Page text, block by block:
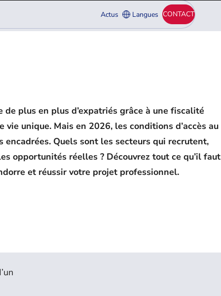
Actus Langues CONTACT
plus en plus d’expatriés grâce à une fiscalité
vie unique. Mais en 2026, les conditions d’accès au
Quels sont les secteurs qui recrutent,
opportunités réelles ? Découvrez tout ce qu’il faut
et réussir votre projet professionnel.